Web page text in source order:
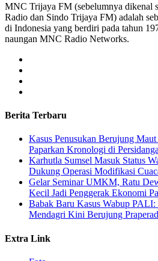
MNC Trijaya FM (sebelumnya dikenal
Radio dan Sindo Trijaya FM) adalah
di Indonesia yang berdiri pada tahun
naungan MNC Radio Networks.
Berita Terbaru
Kasus Penusukan Berujung
Paparkan Kronologi di
Karhutla Sumsel Masuk Status
Dukung Operasi Modifikasi
Gelar Seminar UMKM, Ratu
Kecil Jadi Penggerak Ekonomi
Babak Baru Kasus Wabup PALI:
Mendagri Kini Berujung
Extra Link